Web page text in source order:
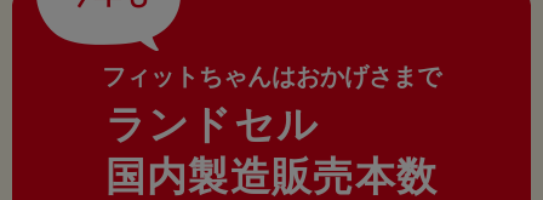
フィットちゃんはおかげさまで
ランドセル
国内製造販売本数